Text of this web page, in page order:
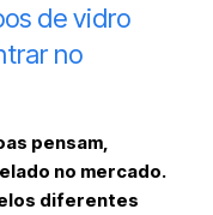
de vidro
no
pensam,
no mercado.
diferentes